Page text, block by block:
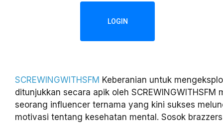
LOGIN
SCREWINGWITHSFM Keberanian untuk
ditunjukkan secara apik oleh SCREWINGWITHSFM
seorang influencer ternama yang kini sukses
motivasi tentang kesehatan mental. Sosok